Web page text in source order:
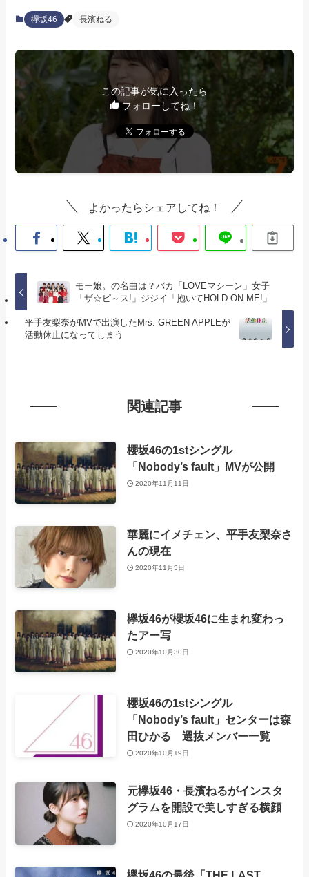
欅坂46 長濱ねる
この記事が気に入ったら
フォローしてね！
よかったらシェアしてね！
モー娘。の名曲は？バカ「LOVEマシーン」女子
「ザ☆ピ～ス!」ジジイ「抱いてHOLD ON ME!」
平手友梨奈がMVで出演したMrs. GREEN APPLEが
活動休止になってしまう
関連記事
櫻坂46の1stシングル
「Nobody’s fault」MVが公開
2020年11月11日
華麗にイメチェン、平手友梨奈さ
んの現在
2020年11月5日
欅坂46が櫻坂46に生まれ変わっ
たアー写
2020年10月30日
櫻坂46の1stシングル
「Nobody’s fault」センターは森
田ひかる 選抜メンバー一覧
2020年10月19日
元欅坂46・長濱ねるがインスタ
グラムを開設で美しすぎる横顔
2020年10月17日